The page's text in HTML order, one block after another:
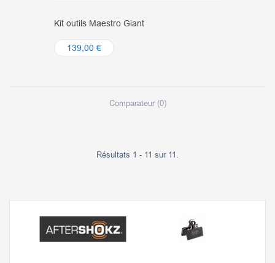
Kit outils Maestro Giant
139,00 €
Comparateur (0)
Résultats 1 - 11 sur 11.